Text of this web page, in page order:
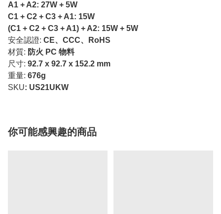
A1 + A2: 27W + 5W
C1 + C2 + C3 + A1: 15W
(C1 + C2 + C3 + A1) + A2: 15W + 5W
安全認證: CE、CCC、RoHS
材質: 防火 PC 物料
尺寸: 92.7 x 92.7 x 152.2 mm
重量: 676g
SKU: US21UKW
你可能感興趣的商品